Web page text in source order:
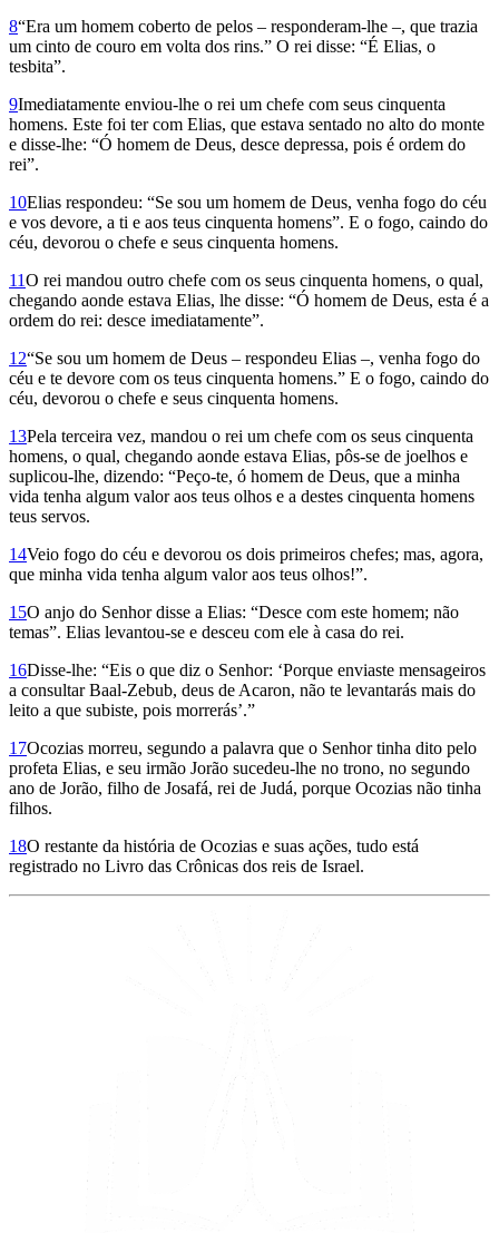
8“Era um homem coberto de pelos – responderam-lhe –, que trazia
um cinto de couro em volta dos rins.” O rei disse: “É Elias, o
tesbita”.
9Imediatamente enviou-lhe o rei um chefe com seus cinquenta
homens. Este foi ter com Elias, que estava sentado no alto do monte
e disse-lhe: “Ó homem de Deus, desce depressa, pois é ordem do
rei”.
10Elias respondeu: “Se sou um homem de Deus, venha fogo do céu
e vos devore, a ti e aos teus cinquenta homens”. E o fogo, caindo do
céu, devorou o chefe e seus cinquenta homens.
11O rei mandou outro chefe com os seus cinquenta homens, o qual,
chegando aonde estava Elias, lhe disse: “Ó homem de Deus, esta é a
ordem do rei: desce imediatamente”.
12“Se sou um homem de Deus – respondeu Elias –, venha fogo do
céu e te devore com os teus cinquenta homens.” E o fogo, caindo do
céu, devorou o chefe e seus cinquenta homens.
13Pela terceira vez, mandou o rei um chefe com os seus cinquenta
homens, o qual, chegando aonde estava Elias, pôs-se de joelhos e
suplicou-lhe, dizendo: “Peço-te, ó homem de Deus, que a minha
vida tenha algum valor aos teus olhos e a destes cinquenta homens
teus servos.
14Veio fogo do céu e devorou os dois primeiros chefes; mas, agora,
que minha vida tenha algum valor aos teus olhos!”.
15O anjo do Senhor disse a Elias: “Desce com este homem; não
temas”. Elias levantou-se e desceu com ele à casa do rei.
16Disse-lhe: “Eis o que diz o Senhor: ‘Porque enviaste mensageiros
a consultar Baal-Zebub, deus de Acaron, não te levantarás mais do
leito a que subiste, pois morrerás’.”
17Ocozias morreu, segundo a palavra que o Senhor tinha dito pelo
profeta Elias, e seu irmão Jorão sucedeu-lhe no trono, no segundo
ano de Jorão, filho de Josafá, rei de Judá, porque Ocozias não tinha
filhos.
18O restante da história de Ocozias e suas ações, tudo está
registrado no Livro das Crônicas dos reis de Israel.